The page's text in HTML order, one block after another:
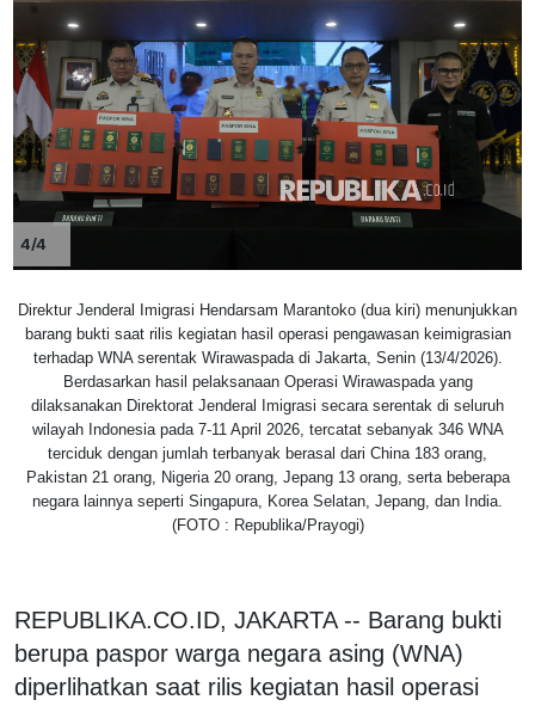
4/4
Direktur Jenderal Imigrasi Hendarsam Marantoko (dua kiri) menunjukkan
barang bukti saat rilis kegiatan hasil operasi pengawasan keimigrasian
terhadap WNA serentak Wirawaspada di Jakarta, Senin (13/4/2026).
Berdasarkan hasil pelaksanaan Operasi Wirawaspada yang
dilaksanakan Direktorat Jenderal Imigrasi secara serentak di seluruh
wilayah Indonesia pada 7-11 April 2026, tercatat sebanyak 346 WNA
terciduk dengan jumlah terbanyak berasal dari China 183 orang,
Pakistan 21 orang, Nigeria 20 orang, Jepang 13 orang, serta beberapa
negara lainnya seperti Singapura, Korea Selatan, Jepang, dan India.
(FOTO : Republika/Prayogi)
REPUBLIKA.CO.ID, JAKARTA -- Barang bukti
berupa paspor warga negara asing (WNA)
diperlihatkan saat rilis kegiatan hasil operasi